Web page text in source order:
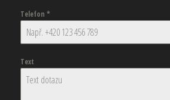
Telefon *
Text